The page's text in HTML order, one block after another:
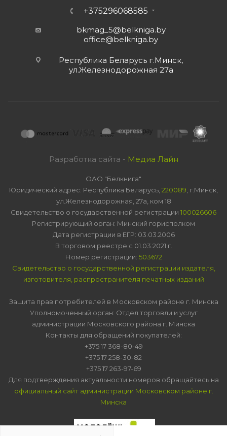
+375296068585
bkmag_5@belkniga.by
office@belkniga.by
Республика Беларусь г.Минск,
ул.Железнодорожная 27а
Разработка сайта - Медиа Лайн
ОАО "Белкнига"
Юридический адрес: Республика Беларусь, 220089 , г.Минск,
ул.Железнодорожная, 27а, ком 18
Свидетельство о государственной регистрации 100026606
Регистрирующий орган: Минский горисполком
Дата регистрации в ЕГР: 03.03.2006
В торговом реестре с 01.03.2021 г.
Номер регистрации: 503672
Свидетельство о государственной регистрации издателя,
изготовителя, распространителя печатных изданий
Защита прав потребителей в Московском районе г. Минска
Уполномоченный орган: Отдел торговли и услуг
администрации Московского района г. Минска
Контакты для обращений покупателей:
+375 17 368-80-49
+375 17 258-30-82
+375 17 263-97-69
Для подтверждения актуальности номеров обращайтесь на
официальный сайт администрации Московском районе г.
Минска